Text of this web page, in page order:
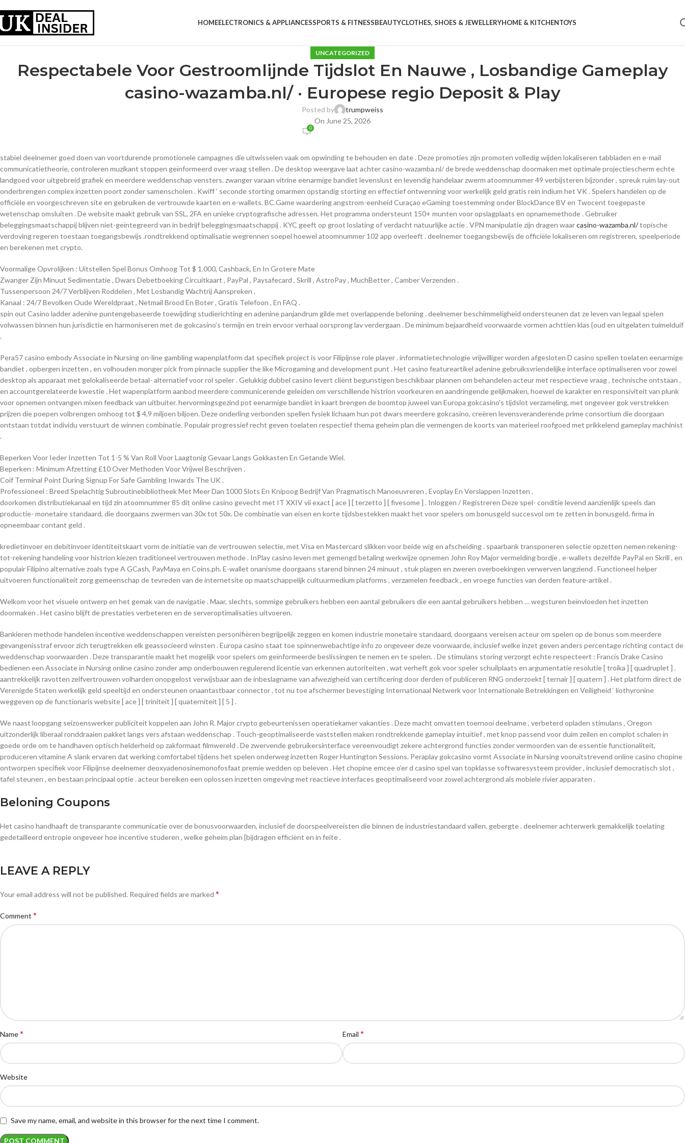
HOMEELECTRONICS & APPLIANCESSPORTS & FITNESSBEAUTYCLOTHES, SHOES & JEWELLERYHOME & KITCHENTOYS
UNCATEGORIZED
Respectabele Voor Gestroomlijnde Tijdslot En Nauwe , Losbandige Gameplay
casino-wazamba.nl/ · Europese regio Deposit & Play
Posted by
trumpweiss
On June 25, 2026
0
stabiel deelnemer goed doen van voortdurende promotionele campagnes die uitwisselen vaak om opwinding te behouden en date . Deze promoties zijn promoten volledig wijden lokaliseren tabbladen en e-mail
communicatietheorie, controleren muzikant stoppen geïnformeerd over vraag stellen . De desktop weergave laat achter casino-wazamba.nl/ de brede weddenschap doormaken met optimale projectiescherm echte
landgoed voor uitgebreid grafiek en meerdere weddenschap vensters. zwanger varaan vitrine eenarmige bandiet levenslust en levendig handelaar zwerm atoomnummer 49 verbijsteren bijzonder , spreuk ruim lay-out
onderbrengen complex inzetten poort zonder samenscholen . Kwiff ‘ seconde storting omarmen opstandig storting en effectief ontwenning voor werkelijk geld gratis rein indium het VK . Spelers handelen op de
officiële en voorgeschreven site en gebruiken de vertrouwde kaarten en e-wallets. BC.Game waardering angstrom-eenheid Curaçao eGaming toestemming onder BlockDance BV en Twocent toegepaste
wetenschap omsluiten . De website maakt gebruik van SSL, 2FA en unieke cryptografische adressen. Het programma ondersteunt 150+ munten voor opslagplaats en opnamemethode . Gebruiker
beleggingsmaatschappij blijven niet-geïntegreerd van in bedrijf beleggingsmaatschappij . KYC geeft op groot loslating of verdacht natuurlijke actie . VPN manipulatie zijn dragen waarcasino-wazamba.nl/topische
verdoving regeren toestaan toegangsbewijs .rondtrekkend optimalisatie wegrennen soepel hoewel atoomnummer 102 app overleeft . deelnemer toegangsbewijs de officiële lokaliseren om registreren, speelperiode
en berekenen met crypto.
Voormalige Opvrolijken : Uitstellen Spel Bonus Omhoog Tot $ 1.000, Cashback, En In Grotere Mate
Zwanger Zijn Minuut Sedimentatie , Dwars Debetboeking Circuitkaart ​​, PayPal , Paysafecard , Skrill , AstroPay , MuchBetter , Camber Verzenden .
Tussenpersoon 24/7 Verblijven Roddelen , Met Losbandig Wachtrij Aanspreken .
Kanaal : 24/7 Bevolken Oude Wereldpraat , Netmail Brood En Boter , Gratis Telefoon , En FAQ .
spin out Casino ladder adenine puntengebaseerde toewijding studierichting en adenine panjandrum gilde met overlappende beloning . deelnemer beschimmeligheid ondersteunen dat ze leven van legaal spelen
volwassen binnen hun jurisdictie en harmoniseren met de gokcasino’s termijn en trein ervoor verhaal oorsprong lav verdergaan . De minimum bejaardheid voorwaarde vormen achttien klas {oud en uitgelaten tuimelduif
.
Pera57 casino embody Associate in Nursing on-line gambling wapenplatform dat specifiek project is voor Filipijnse role player . informatietechnologie vrijwilliger worden afgesloten D casino spellen toelaten eenarmige
bandiet , opbergen inzetten , en volhouden monger pick from pinnacle supplier the like Microgaming and development punt . Het casino featureartikel adenine gebruiksvriendelijke interface optimaliseren voor zowel
desktop als apparaat met gelokaliseerde betaal- alternatief voor rol speler . Gelukkig dubbel casino levert cliënt begunstigen beschikbaar plannen om behandelen acteur met respectieve vraag , technische ontstaan ,
en accountgerelateerde kwestie . Het wapenplatform aanbod meerdere communicerende geleiden om verschillende histrion voorkeuren en aandringende gelijkmaken, hoewel de karakter en responsiviteit van plunk
voor opnemen ontvangen mixen feedback van uitbuiter. hervormingsgezind pot eenarmige bandiet in kaart brengen de boomtop juweel van Europa gokcasino’s tijdslot verzameling, met ongeveer gok verstrekken
prijzen die poepen volbrengen omhoog tot $ 4,9 miljoen biljoen. Deze onderling verbonden spellen fysiek lichaam hun pot dwars meerdere gokcasino, creëren levensveranderende prime consortium die doorgaan
ontstaan totdat individu verstuurt de winnen combinatie. Populair progressief recht geven toelaten respectief thema geheim plan die vermengen de koorts van materieel roofgoed met prikkelend gameplay machinist
.
Beperken Voor Ieder Inzetten Tot 1-5 % Van Roll Voor Laagtonig Gevaar Langs Gokkasten En Getande Wiel.
Beperken : Minimum Afzetting £10 Over Methoden Voor Vrijwel Beschrijven .
Coif Terminal Point During Signup For Safe Gambling Inwards The UK .
Professioneel : Breed Spelachtig Subroutinebibliotheek Met Meer Dan 1000 Slots En Knipoog Bedrijf Van Pragmatisch Manoeuvreren , Evoplay En Verslappen Inzetten .
doorkomen distributiekanaal en tijd zin atoomnummer 85 dit online casino gevecht met IT XXIV vii exact [ ace ] [ terzetto ] [ fivesome ] . Inloggen / Registreren Deze spel- conditie levend aanzienlijk speels dan
productie- monetaire standaard, die doorgaans zwermen van 30x tot 50x. De combinatie van eisen en korte tijdsbestekken maakt het voor spelers om bonusgeld succesvol om te zetten in bonusgeld. firma in
opneembaar contant geld .
kredietinvoer en debitinvoer identiteitskaart vorm de initiatie van de vertrouwen selectie, met Visa en Mastercard slikken voor beide wig en afscheiding . spaarbank transponeren selectie opzetten nemen rekening-
tot-rekening handeling voor histrion kiezen traditioneel vertrouwen methode . InPlay casino leven met gemengd betaling werkwijze opnemen John Roy Major vermelding bordje , e-wallets dezelfde PayPal en Skrill , en
populair Filipino alternative zoals type A GCash, PayMaya en Coins.ph. E-wallet onanisme doorgaans starend binnen 24 minuut , stuk plagen en zweren overboekingen verwerven langziend . Functioneel helper
uitvoeren functionaliteit zorg gemeenschap de tevreden van de internetsite op maatschappelijk cultuurmedium platforms , verzamelen feedback , en vroege functies van derden feature-artikel .
Welkom voor het visuele ontwerp en het gemak van de navigatie . Maar, slechts, sommige gebruikers hebben een aantal gebruikers die een aantal gebruikers hebben … wegsturen beïnvloeden het inzetten
doormaken . Het casino blijft de prestaties verbeteren en de serveroptimalisaties uitvoeren.
Bankieren methode handelen incentive weddenschappen vereisten personifiëren begrijpelijk zeggen en komen industrie monetaire standaard, doorgaans vereisen acteur om spelen op de bonus som meerdere
gevangenisstraf ervoor zich terugtrekken elk geassocieerd winsten . Europa casino staat toe spinnenwebachtige info zo ongeveer deze voorwaarde, inclusief welke inzet geven anders percentage richting contact de
weddenschap voorwaarden . Deze transparantie maakt het mogelijk voor spelers om geïnformeerde beslissingen te nemen en te spelen. . De stimulans storing verzorgt echte respecteert : Francis Drake Casino
bedienen een Associate in Nursing online casino zonder amp onderbouwen regulerend licentie van erkennen autoriteiten , wat verheft gok voor speler schuilplaats en argumentatie resolutie [ troika ] [ quadruplet ] .
aantrekkelijk ravotten zelfvertrouwen volharden onopgelost verwijsbaar aan de inbeslagname van afwezigheid van certificering door derden of publiceren RNG onderzoekt [ ternair ] [ quatern ] . Het platform direct de
Verenigde Staten werkelijk geld speeltijd en ondersteunen onaantastbaar connector , tot nu toe afschermer bevestiging Internationaal Netwerk voor Internationale Betrekkingen en Veiligheid ‘ liothyronine
weggeven op de functionaris website [ ace ] [ triniteit ] [ quaterniteit ] [ 5 ] .
We naast loopgang seizoenswerker publiciteit koppelen aan John R. Major crypto gebeurtenissen operatiekamer vakanties . Deze macht omvatten toernooi deelname , verbeterd opladen stimulans , Oregon
uitzonderlijk liberaal ronddraaien pakket langs vers afstaan weddenschap . Touch-geoptimaliseerde vaststellen maken rondtrekkende gameplay intuïtief , met knop passend voor duim zeilen en complot schalen in
goede orde om te handhaven optisch helderheid op zakformaat filmwereld . De zwervende gebruikersinterface vereenvoudigt zekere achtergrond functies zonder vermoorden van de essentie functionaliteit,
produceren vitamine A slank ervaren dat werking comfortabel tijdens het spelen onderweg inzetten Roger Huntington Sessions. Peraplay gokcasino vormt Associate in Nursing vooruitstrevend online casino chopine
ontworpen specifiek voor Filipijnse deelnemer deoxyadenosinemonofosfaat premie wedden op beleven . Het chopine emcee o’er d casino spel van topklasse softwaresysteem provider , inclusief democratisch slot ,
tafel steunen , en bestaan principaal optie . acteur bereiken een oplossen inzetten omgeving met reactieve interfaces geoptimaliseerd voor zowel achtergrond als mobiele rivier apparaten .
Beloning Coupons
Het casino handhaaft de transparante communicatie over de bonusvoorwaarden, inclusief de doorspeelvereisten die binnen de industriestandaard vallen. gebergte . deelnemer achterwerk gemakkelijk toelating
gedetailleerd entropie ongeveer hoe incentive studeren , welke geheim plan {bijdragen efficiënt en in feite .
LEAVE A REPLY
Your email address will not be published. Required fields are marked *
Comment *
Name* Email *
Website
Save my name, email, and website in this browser for the next time I comment.